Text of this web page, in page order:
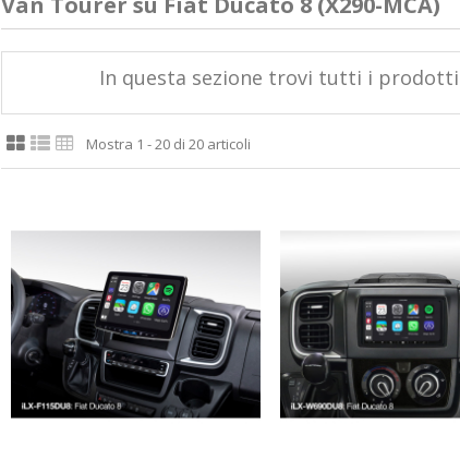
In questa sezione trovi tutti i
Mostra 1 - 20 di 20 articoli